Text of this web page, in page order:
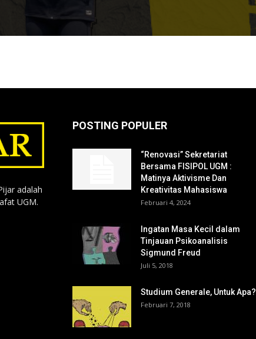
adalah
UGM.
POSTING POPULER
“Renovasi” Sekretariat
Bersama FISIPOL UGM :
Matinya Aktivisme Dan
Kreativitas Mahasiswa
Februari 4, 2024
Ingatan Masa Kecil dalam
Tinjauan Psikoanalisis
Sigmund Freud
Juli 5, 2018
Studium Generale, Untuk Apa?
Februari 7, 2018